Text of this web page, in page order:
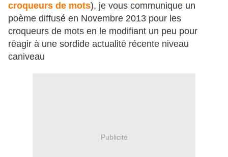
croqueurs de mots), je vous communique un
poème diffusé en Novembre 2013 pour les
croqueurs de mots en le modifiant un peu pour
réagir à une sordide actualité récente niveau
caniveau
Publicité